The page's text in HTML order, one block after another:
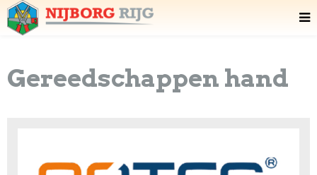
Gereedschappen hand